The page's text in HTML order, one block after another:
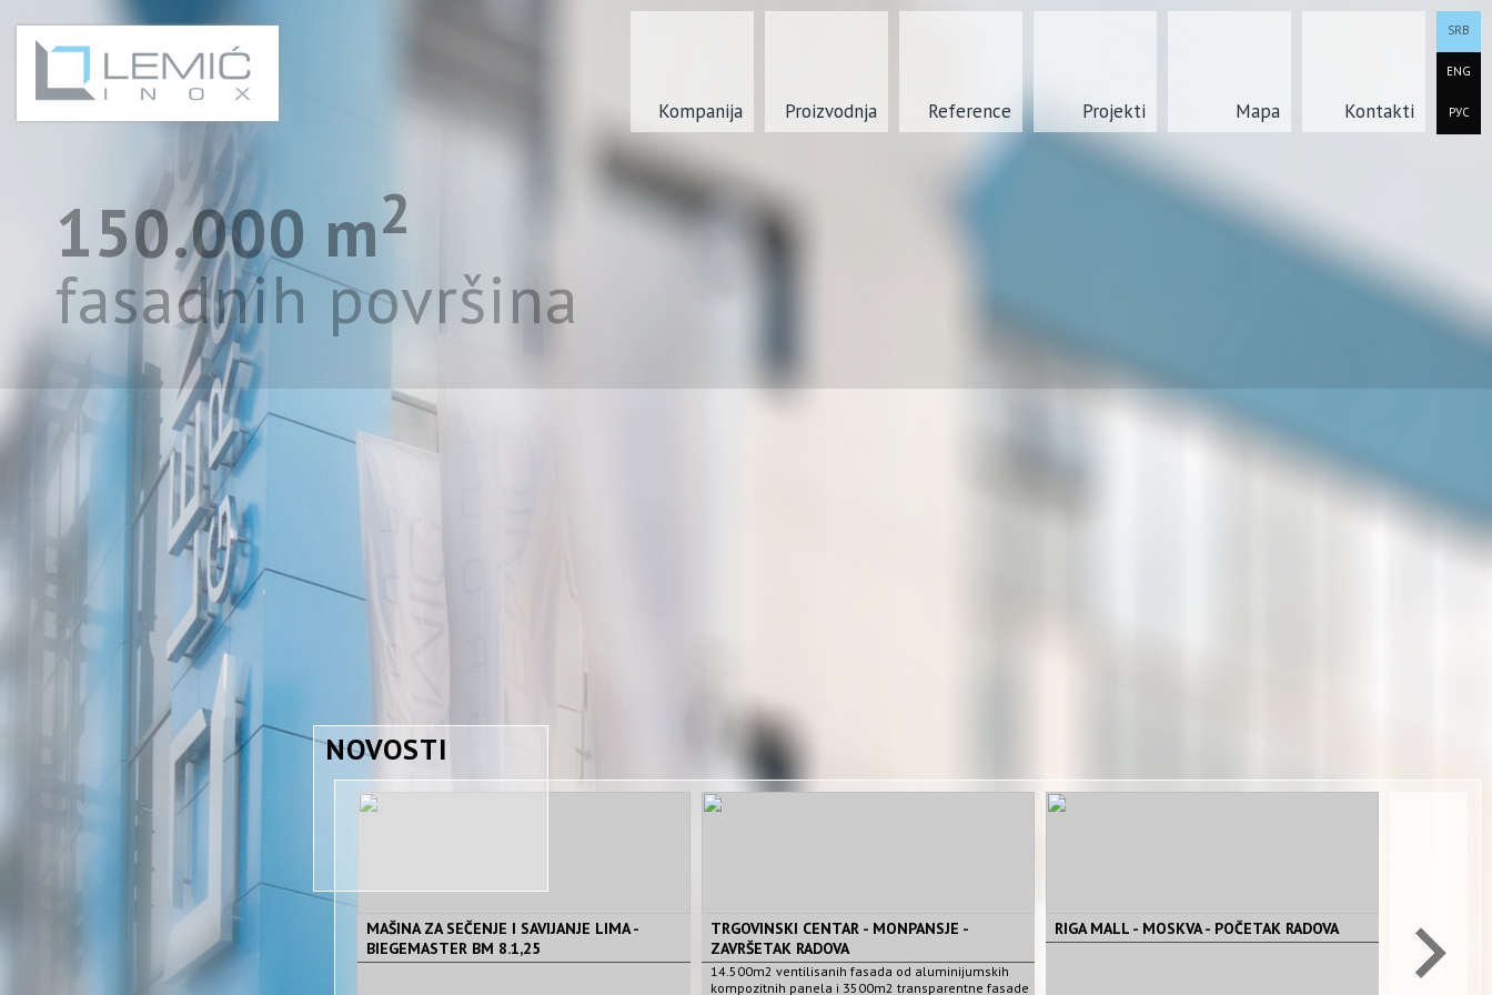
Kompanija Proizvodnja Reference Projekti Mapa Kontakti
SRB
ENG
РУС
150.000 m2
fasadnih površina
NOVOSTI
MAŠINA ZA SEČENJE I SAVIJANJE LIMA -
BIEGEMASTER BM 8.1,25
TRGOVINSKI CENTAR - MONPANSJE -
ZAVRŠETAK RADOVA
14.500m2 ventilisanih fasada od aluminijumskih
kompozitnih panela i 3500m2 transparentne fasade
RIGA MALL - MOSKVA - POČETAK RADOVA